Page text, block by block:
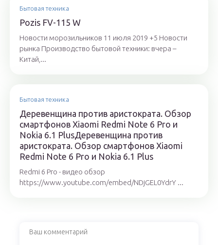
Бытовая техника
Pozis FV-115 W
Новости морозильников 11 июля 2019 +5 Новости
рынка Производство бытовой техники: вчера –
Китай,...
Бытовая техника
Деревенщина против аристократа. Обзор
смартфонов Xiaomi Redmi Note 6 Pro и
Nokia 6.1 PlusДеревенщина против
аристократа. Обзор смартфонов Xiaomi
Redmi Note 6 Pro и Nokia 6.1 Plus
Redmi 6 Pro - видео обзор
https://www.youtube.com/embed/NDjGEL0YdrY ...